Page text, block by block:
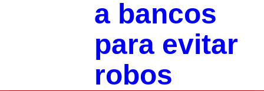
a bancos
para evitar
robos